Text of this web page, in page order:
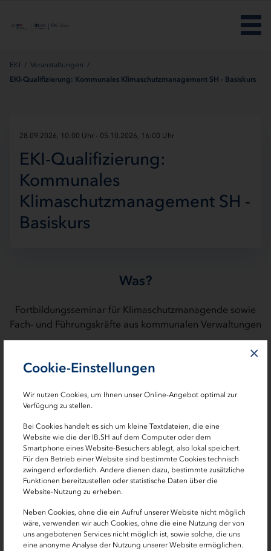
Cookie-Einstellungen
Wir nutzen Cookies, um Ihnen unser Online-Angebot optimal zur
Verfügung zu stellen.
Bei Cookies handelt es sich um kleine Textdateien, die eine
Website wie die der IB.SH auf dem Computer oder dem
Smartphone eines Website-Besuchers ablegt, also lokal speichert.
Für den Betrieb einer Website sind bestimmte Cookies technisch
zwingend erforderlich. Andere dienen dazu, bestimmte zusätzliche
Funktionen bereitzustellen oder statistische Daten über die
Website-Nutzung zu erheben.
Neben Cookies, ohne die ein Aufruf unserer Website nicht möglich
wäre, verwenden wir auch Cookies, ohne die eine Nutzung der von
uns angebotenen Services nicht möglich ist, sowie solche, die uns
eine anonyme Analyse der Nutzung unserer Website ermöglichen.
×
EKI / Veranstaltungen /
EKI-Qualifizierung: Kommunales Klimaschutzmanagement SH - Basiskurs
28.09.2026, 10:00 Uhr - 05.10.2026, 16:00 Uhr
EKI-Qualifizierung:
Kommunales
Klimaschutzmanagement SH -
Basiskurs
Was?
Fortbildungsseminar für Klimaschutzmanagende sowie
Fach- und Führungskräfte aus kommunalen Verwaltungen
28.09.2026, 10:00 Uhr - 05.10.2026, 16:00 Uhr
Wo?
KOMMA - Kompetenzzentrum für Verwaltung-
Management, Heintzestraße 13, 24582 Bordesholm
Kommunales Klimaschutzmanagement in Schleswig-
Holstein – Strategien, Strukturen, Umsetzung